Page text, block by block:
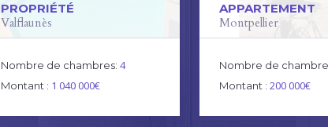
PROPRIÉTÉ
Valflaunès
Nombre de chambres: 4
Montant : 1 040 000€
APPARTEMENT
Montpellier
Nombre de
Montant : 200 000€